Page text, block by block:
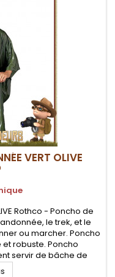
VERT OLIVE
Rothco - Poncho de
le trek, et le
ou marcher. Poncho
robuste. Poncho
servir de bâche de
d'abri d'urgence